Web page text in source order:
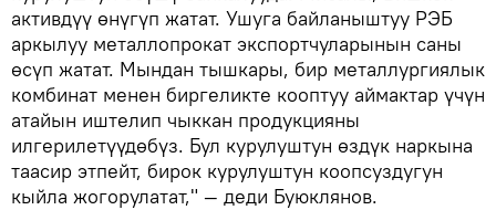
активдүү өнүгүп жатат. Ушуга байланыштуу РЭБ
аркылуу металлопрокат экспортчуларынын саны
өсүп жатат. Мындан тышкары, бир металлургиялык
комбинат менен биргеликте кооптуу аймактар үчүн
атайын иштелип чыккан продукцияны
илгерилетүүдөбүз. Бул курулуштун өздүк наркына
таасир этпейт, бирок курулуштун коопсуздугун
кыйла жогорулатат," — деди Буюклянов.